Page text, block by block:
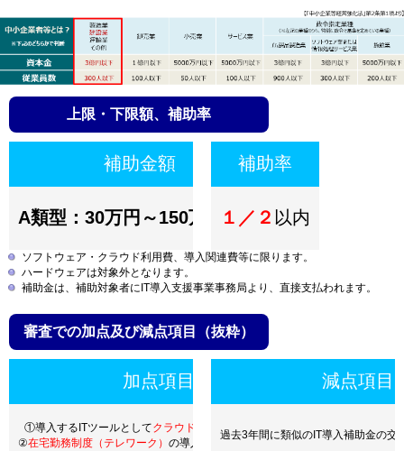
上限・下限額、補助率
補助金額
A類型：30万円～150万円未満
補助率
１／２ 以内
ソフトウェア・クラウド利用費、導入関連費等に限ります。
ハードウェアは対象外となります。
補助金は、補助対象者にIT導入支援事業事務局より、直接支払われます。
審査での加点及び減点項目（抜粋）
加点項目
①導入するITツールとしてクラウド製品
を選定している
②在宅勤務制度（テレワーク） の導入に取り組んでいるか
減点項目
過去3年間に類似のIT導入補助金の交